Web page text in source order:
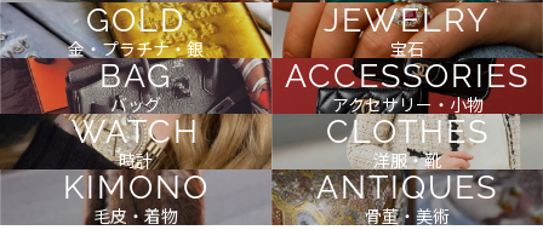
GOLD
金・プラチナ・銀
JEWELRY
宝石
BAG
バッグ
ACCESSORIES
アクセサリー・小物
WATCH
時計
CLOTHES
洋服・靴
KIMONO
毛皮・着物
ANTIQUES
骨董・美術